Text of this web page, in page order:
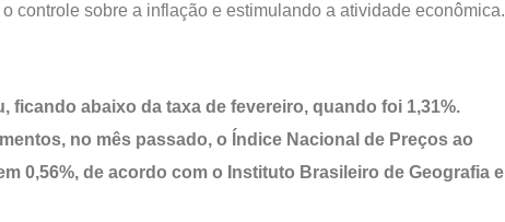
controle sobre a inflação e estimulando a atividade econômica.
ficando abaixo da taxa de fevereiro, quando foi 1,31%.
no mês passado, o Índice Nacional de Preços ao
0,56%, de acordo com o Instituto Brasileiro de Geografia e